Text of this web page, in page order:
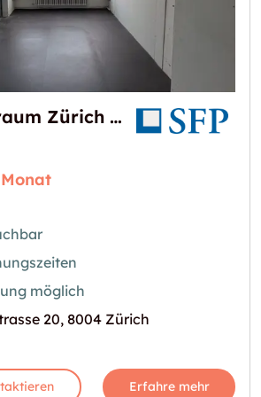
13m2 Lagerraum Zürich - Birmensdorferstrasse 20
möglich
20, 8004 Zürich
Erfahre mehr